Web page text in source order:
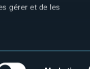
gérer et de les